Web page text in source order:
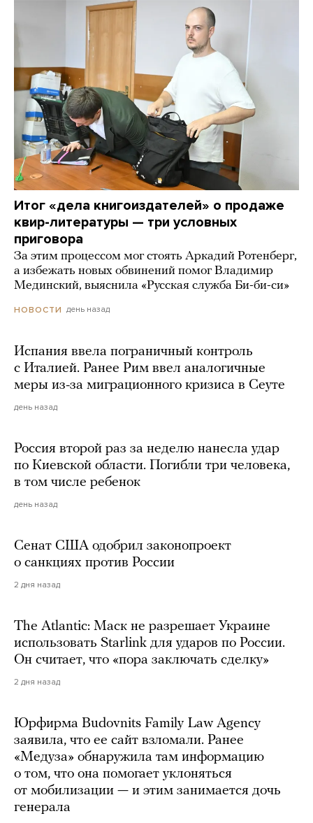
Итог «дела книгоиздателей» о продаже
квир-литературы — три условных
приговора
За этим процессом мог стоять Аркадий Ротенберг,
а избежать новых обвинений помог Владимир
Мединский, выяснила «Русская служба Би-би-си»
НОВОСТИ день назад
Испания ввела пограничный контроль
с Италией. Ранее Рим ввел аналогичные
меры из-за миграционного кризиса в Сеуте
день назад
Россия второй раз за неделю нанесла удар
по Киевской области. Погибли три человека,
в том числе ребенок
день назад
Сенат США одобрил законопроект
о санкциях против России
2 дня назад
The Atlantic: Маск не разрешает Украине
использовать Starlink для ударов по России.
Он считает, что «пора заключать сделку»
2 дня назад
Юрфирма Budovnits Family Law Agency
заявила, что ее сайт взломали. Ранее
«Медуза» обнаружила там информацию
о том, что она помогает уклоняться
от мобилизации — и этим занимается дочь
генерала